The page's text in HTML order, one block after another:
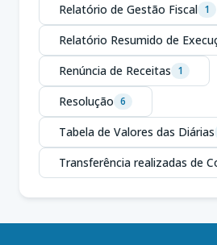
Relatório de Gestão Fiscal 1
Relatório Resumido de
Renúncia de Receitas 1
Resolução 6
Tabela de Valores das Diárias
Transferência realizadas de